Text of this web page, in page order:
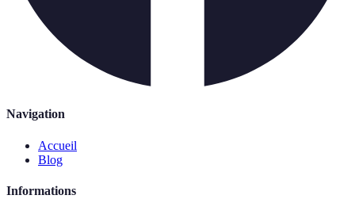
Navigation
Accueil
Blog
Informations